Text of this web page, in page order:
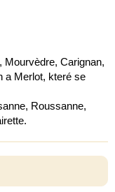
Mourvèdre, Carignan,
a Merlot, které se
Roussanne,